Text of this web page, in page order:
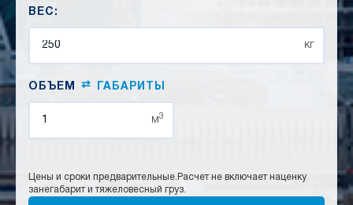
ВЕС:
кг
ОБЪЕМ ⇄ ГАБАРИТЫ
м3
Цены и сроки предварительные. Расчет не включает наценку
занегабарит и тяжеловесный груз.